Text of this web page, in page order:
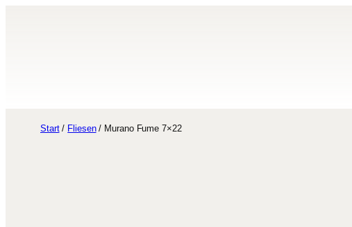
Start/ Fliesen/ Murano Fume 7×22